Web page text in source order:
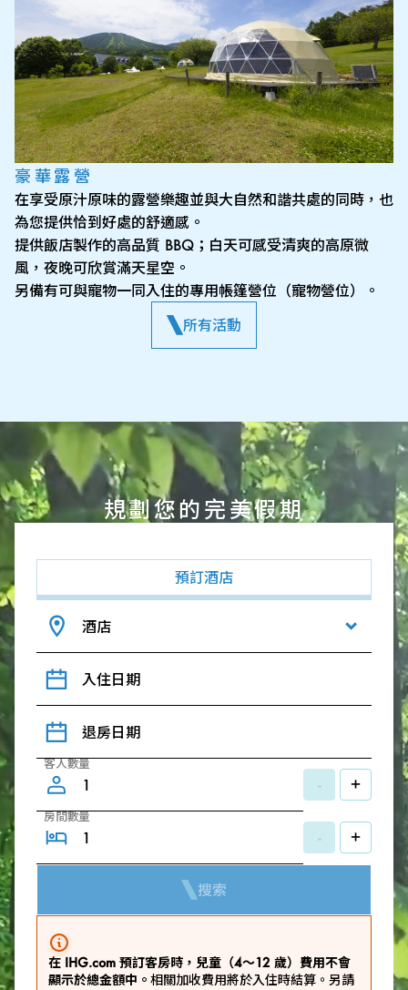
豪華露營
在享受原汁原味的露營樂趣並與大自然和諧共處的同時，也
為您提供恰到好處的舒適感。
提供飯店製作的高品質 BBQ；白天可感受清爽的高原微
風，夜晚可欣賞滿天星空。
另備有可與寵物一同入住的專用帳篷營位（寵物營位）。
所有活動
規劃您的完美假期
預訂酒店
酒店
入住日期
退房日期
客人數量
- +
房間數量
- +
搜索
在 IHG.com 預訂客房時，兒童（4～12 歲）費用不會
顯示於總金額中。 相關加收費用將於入住時結算。另請